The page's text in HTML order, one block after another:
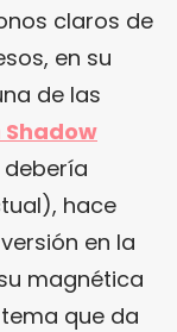
claros de
en su
de las
Shadow
hace
en la
magnética
que da